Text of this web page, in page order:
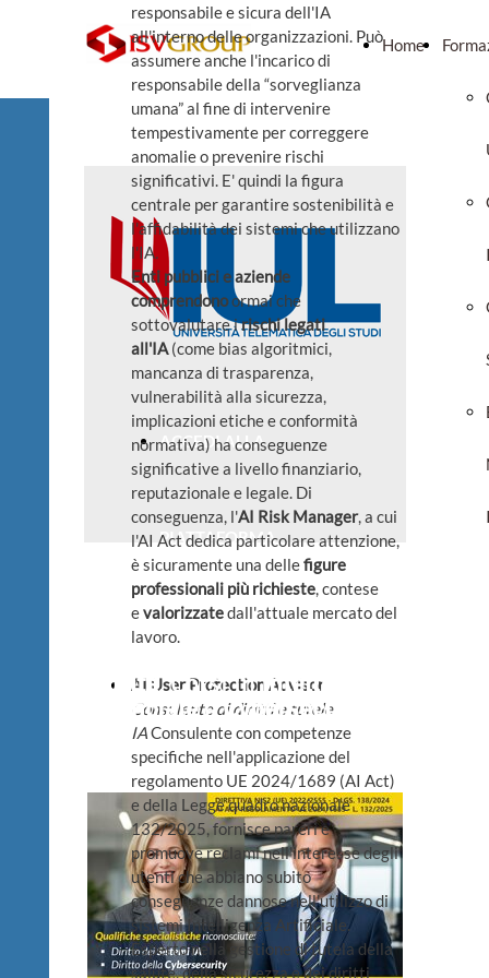
Home
Novità. Corsi inIntelligenza
ArtificialeeCybersecurity
ACCEDI ALLA
PIATTAFORMA
responsabile e sicura dell'IA
all'interno delle organizzazioni. Può
assumere anche l'incarico di
responsabile della “sorveglianza
umana” al fine di intervenire
tempestivamente per correggere
anomalie o prevenire rischi
significativi. E' quindi la figura
centrale per garantire sostenibilità e
l'affidabilità dei sistemi che utilizzano
l'IA.
Enti pubblici e aziende
comprendonoormai che
sottovalutare irischi legati
all'IA(come bias algoritmici,
mancanza di trasparenza,
vulnerabilità alla sicurezza,
implicazioni etiche e conformità
normativa) ha conseguenze
significative a livello finanziario,
reputazionale e legale. Di
conseguenza, l'AI Risk Manager, a cui
l'AI Act dedica particolare attenzione,
è sicuramente una dellefigure
professionali più richieste, contese
evalorizzatedall'attuale mercato del
lavoro.
AI User Protection Advisor
Consulente di diritti e tutele
IAConsulente con competenze
specifiche nell'applicazione del
regolamento UE 2024/1689 (AI Act)
e della Legge quadro nazionale
132/2025, fornisce pareri e
promuove reclami nell'interesse degli
utenti che abbiano subito
conseguenze dannose nell'utilizzo di
sistemi Intelligenza Artificiale.
Esperto nella gestione di tutela della
salute, della sicurezza e dei diritti